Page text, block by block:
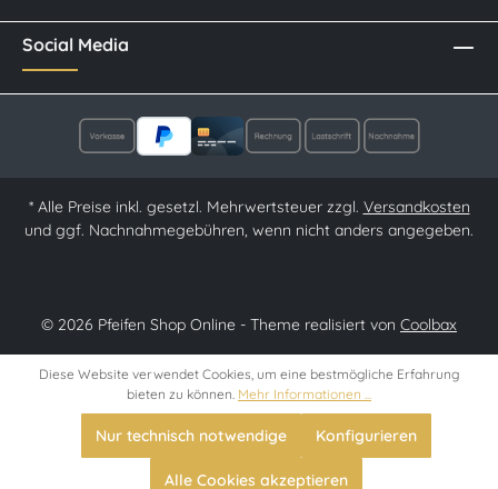
Social Media
* Alle Preise inkl. gesetzl. Mehrwertsteuer zzgl. Versandkosten
und ggf. Nachnahmegebühren, wenn nicht anders angegeben.
© 2026 Pfeifen Shop Online - Theme realisiert von Coolbax
Diese Website verwendet Cookies, um eine bestmögliche Erfahrung
bieten zu können. Mehr Informationen ...
Nur technisch notwendige Konfigurieren
Alle Cookies akzeptieren